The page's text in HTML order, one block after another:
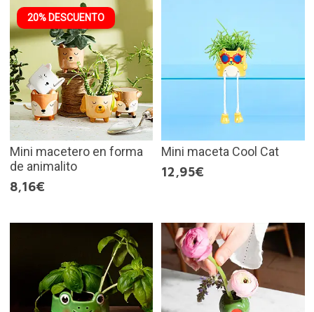
20% DESCUENTO
Mini macetero en forma
de animalito
8,16€
Mini maceta Cool Cat
12,95€